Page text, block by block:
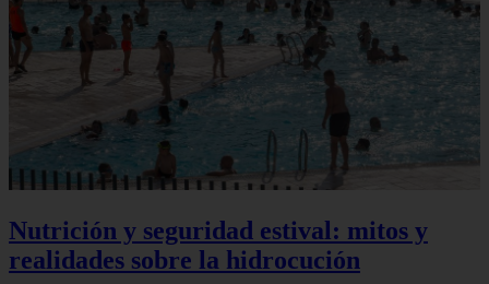
Nutrición y seguridad estival: mitos y
realidades sobre la hidrocución